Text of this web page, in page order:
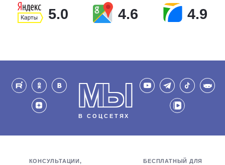
5.0 4.6 4.9
МЫ
В СОЦСЕТЯХ
КОНСУЛЬТАЦИИ, БЕСПЛАТНЫЙ ДЛЯ